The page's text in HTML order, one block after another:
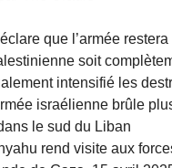
que l’armée
soit
intensifié les
israélienne brûle
le sud du Liban
rend visite aux